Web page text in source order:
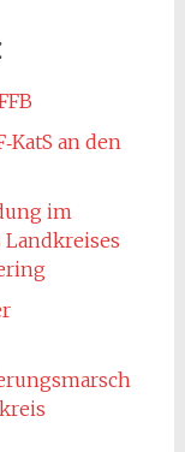
an den
im
Landkreises